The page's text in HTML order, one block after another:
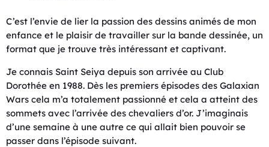
C’est l’envie de lier la passion des dessins animés de mon
enfance et le plaisir de travailler sur la bande dessinée, un
format que je trouve très intéressant et captivant.
Je connais Saint Seiya depuis son arrivée au Club
Dorothée en 1988. Dès les premiers épisodes des Galaxian
Wars cela m’a totalement passionné et cela a atteint des
sommets avec l’arrivée des chevaliers d’or. J’imaginais
d’une semaine à une autre ce qui allait bien pouvoir se
passer dans l’épisode suivant.